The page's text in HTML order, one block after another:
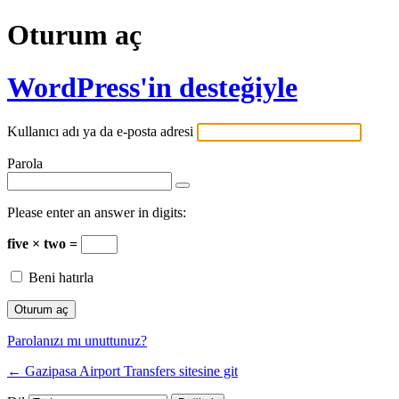
Oturum aç
WordPress'in desteğiyle
Kullanıcı adı ya da e-posta adresi
Parola
Please enter an answer in digits:
five × two =
Beni hatırla
Parolanızı mı unuttunuz?
← Gazipasa Airport Transfers sitesine git